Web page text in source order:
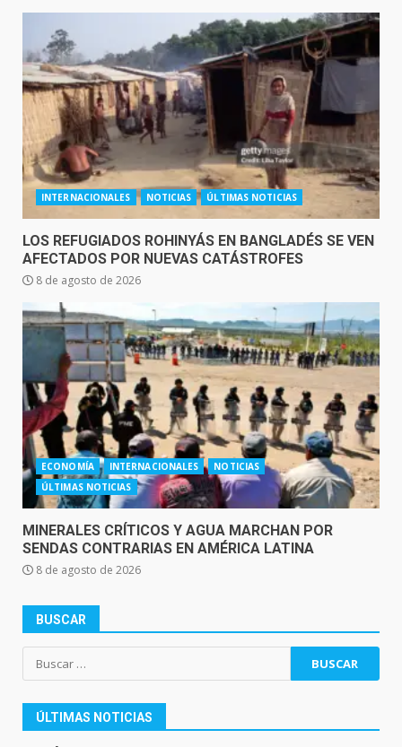
INTERNACIONALES NOTICIAS ÚLTIMAS NOTICIAS
LOS REFUGIADOS ROHINYÁS EN BANGLADÉS SE VEN
AFECTADOS POR NUEVAS CATÁSTROFES
8 de agosto de 2026
ECONOMÍA INTERNACIONALES
NOTICIAS
ÚLTIMAS NOTICIAS
MINERALES CRÍTICOS Y AGUA MARCHAN POR
SENDAS CONTRARIAS EN AMÉRICA LATINA
8 de agosto de 2026
BUSCAR
Buscar:
ÚLTIMAS NOTICIAS